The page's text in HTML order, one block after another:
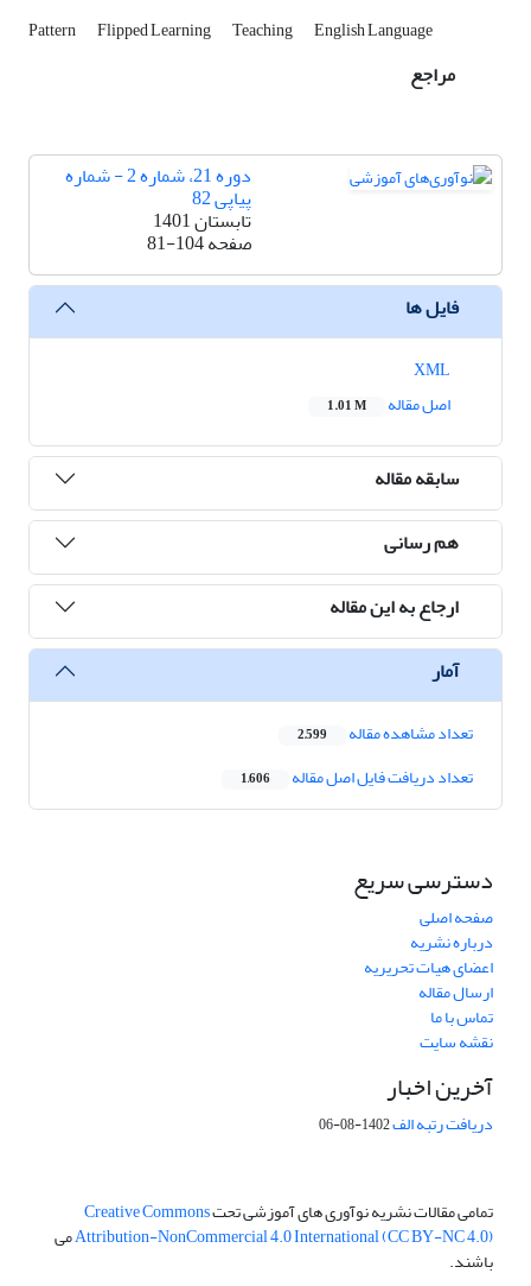
Pattern Flipped Learning Teaching English Language
مراجع
دوره 21، شماره 2 - شماره
پیاپی 82
تابستان 1401
صفحه81-104
فایل ها
اصل مقاله
1.01 M
سابقه مقاله
هم رسانی
ارجاع به این مقاله
آمار
تعداد مشاهده مقاله 2,599
تعداد دریافت فایل اصل مقاله 1,606
دسترسی سریع
صفحه اصلی
درباره نشریه
اعضای هیات تحریریه
ارسال مقاله
تماس با ما
نقشه سایت
آخرین اخبار
دریافت رتبه الف1402-08-06
تمامی مقالات نشریه نوآوری های آموزشی تحتCreative Commons
Attribution-NonCommercial 4.0 International (CC BY-NC 4.0)می
باشند.